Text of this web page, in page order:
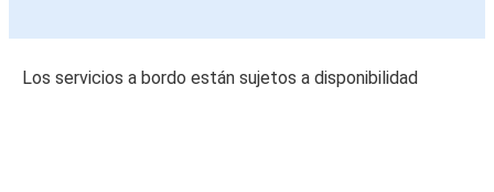
Los servicios a bordo están sujetos a disponibilidad